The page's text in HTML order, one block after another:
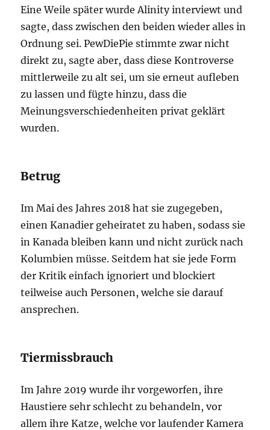
Eine Weile später wurde Alinity interviewt und
sagte, dass zwischen den beiden wieder alles in
Ordnung sei. PewDiePie stimmte zwar nicht
direkt zu, sagte aber, dass diese Kontroverse
mittlerweile zu alt sei, um sie erneut aufleben
zu lassen und fügte hinzu, dass die
Meinungsverschiedenheiten privat geklärt
wurden.
Betrug
Im Mai des Jahres 2018 hat sie zugegeben,
einen Kanadier geheiratet zu haben, sodass sie
in Kanada bleiben kann und nicht zurück nach
Kolumbien müsse. Seitdem hat sie jede Form
der Kritik einfach ignoriert und blockiert
teilweise auch Personen, welche sie darauf
ansprechen.
Tiermissbrauch
Im Jahre 2019 wurde ihr vorgeworfen, ihre
Haustiere sehr schlecht zu behandeln, vor
allem ihre Katze, welche vor laufender Kamera